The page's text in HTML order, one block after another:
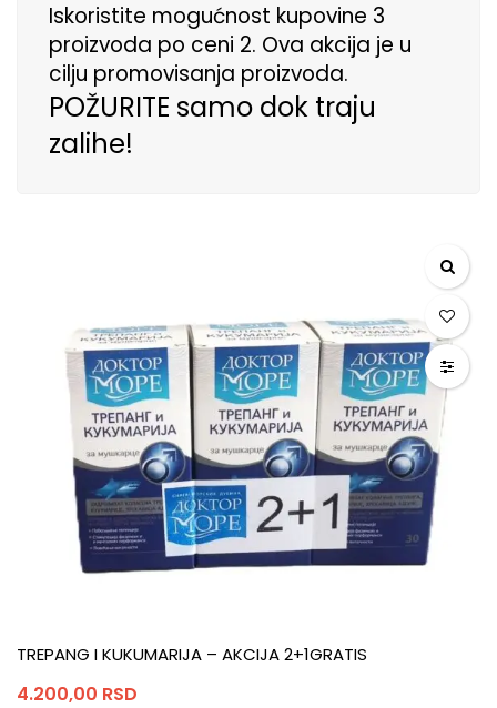
Iskoristite mogućnost kupovine 3
proizvoda po ceni 2. Ova akcija je u
cilju promovisanja proizvoda.
POŽURITE samo dok traju
zalihe!
TREPANG I KUKUMARIJA – AKCIJA 2+1GRATIS
4.200,00 RSD